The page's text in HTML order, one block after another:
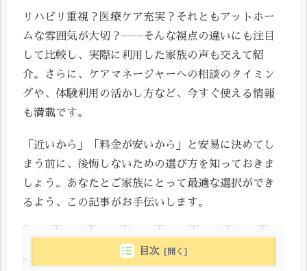
リハビリ重視？医療ケア充実？それともアットホー
ムな雰囲気が大切？――そんな視点の違いにも注目
して比較し、実際に利用した家族の声も交えて紹
介。さらに、ケアマネージャーへの相談のタイミン
グや、体験利用の活かし方など、今すぐ使える情報
も満載です。
「近いから」「料金が安いから」と安易に決めてし
まう前に、後悔しないための選び方を知っておきま
しょう。あなたとご家族にとって最適な選択ができ
るよう、この記事がお手伝いします。
目次